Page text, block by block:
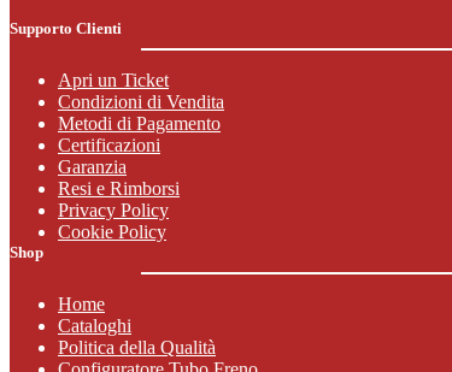
Supporto Clienti
Apri un Ticket
Condizioni di Vendita
Metodi di Pagamento
Certificazioni
Garanzia
Resi e Rimborsi
Privacy Policy
Cookie Policy
Shop
Home
Cataloghi
Politica della Qualità